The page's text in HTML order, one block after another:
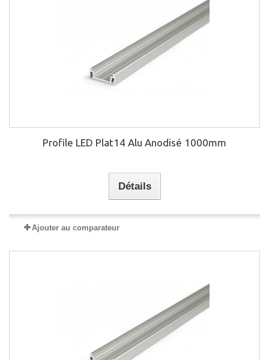
Profile LED Plat14 Alu Anodisé 1000mm
Détails
Ajouter au comparateur